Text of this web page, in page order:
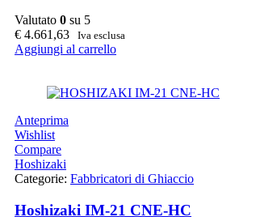
Valutato 0 su 5
€ 4.661,63 Iva esclusa
Aggiungi al carrello
Anteprima
Wishlist
Compare
Hoshizaki
Categorie: Fabbricatori di Ghiaccio
Hoshizaki IM-21 CNE-HC